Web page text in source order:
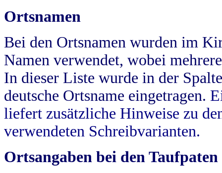
Ortsnamen
Bei den Ortsnamen wurden im
Namen verwendet, wobei
In dieser Liste wurde in der
deutsche Ortsname eingetragen.
liefert zusätzliche Hinweise zu
verwendeten Schreibvarianten.
Ortsangaben bei den Taufpaten